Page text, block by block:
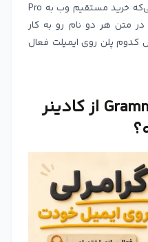
و Google Play باقی مونده، درحالی‌که خرید مستقیم وب به Pro
متن هر دو نام رو به کار
کدوم پلن روی ایمیلت فعال
خرید اشتراک Grammarly از کادینر